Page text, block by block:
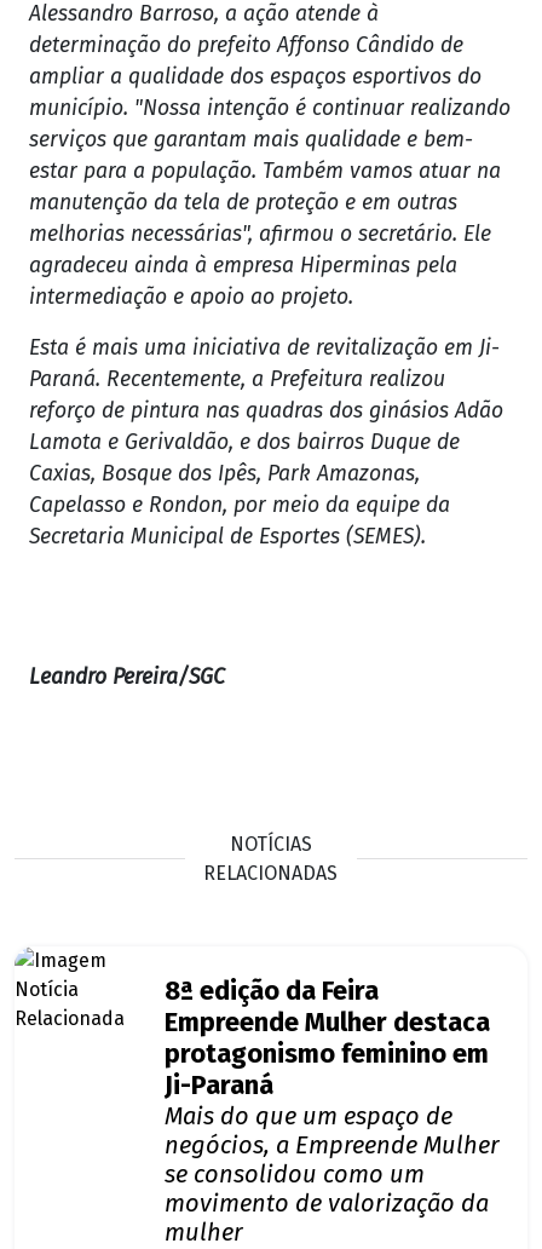
Alessandro Barroso, a ação atende à
determinação do prefeito Affonso Cândido de
ampliar a qualidade dos espaços esportivos do
município. "Nossa intenção é continuar realizando
serviços que garantam mais qualidade e bem-
estar para a população. Também vamos atuar na
manutenção da tela de proteção e em outras
melhorias necessárias", afirmou o secretário. Ele
agradeceu ainda à empresa Hiperminas pela
intermediação e apoio ao projeto.
Esta é mais uma iniciativa de revitalização em Ji-
Paraná. Recentemente, a Prefeitura realizou
reforço de pintura nas quadras dos ginásios Adão
Lamota e Gerivaldão, e dos bairros Duque de
Caxias, Bosque dos Ipês, Park Amazonas,
Capelasso e Rondon, por meio da equipe da
Secretaria Municipal de Esportes (SEMES).
Leandro Pereira/SGC
NOTÍCIAS
RELACIONADAS
8ª edição da Feira
Empreende Mulher destaca
protagonismo feminino em
Ji-Paraná
Mais do que um espaço de
negócios, a Empreende Mulher
se consolidou como um
movimento de valorização da
mulher